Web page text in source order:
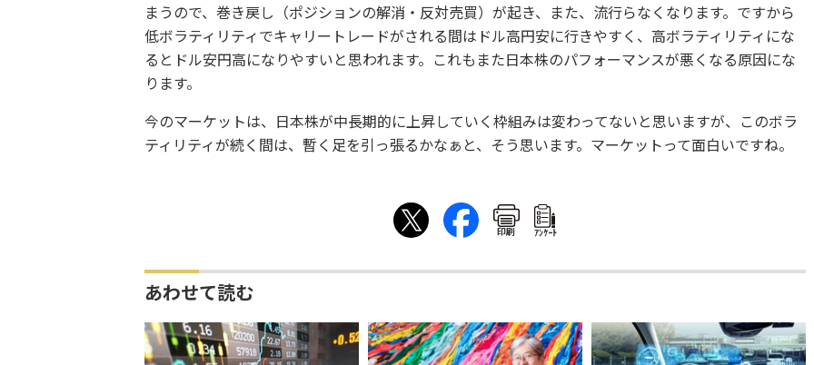
まうので、巻き戻し（ポジションの解消・反対売買）が起き、また、流行らなくなります。ですから
低ボラティリティでキャリートレードがされる間はドル高円安に行きやすく、高ボラティリティにな
るとドル安円高になりやすいと思われます。これもまた日本株のパフォーマンスが悪くなる原因にな
ります。
今のマーケットは、日本株が中長期的に上昇していく枠組みは変わってないと思いますが、このボラ
ティリティが続く間は、暫く足を引っ張るかなぁと、そう思います。マーケットって面白いですね。
印刷 ｱﾝｹｰﾄ
あわせて読む